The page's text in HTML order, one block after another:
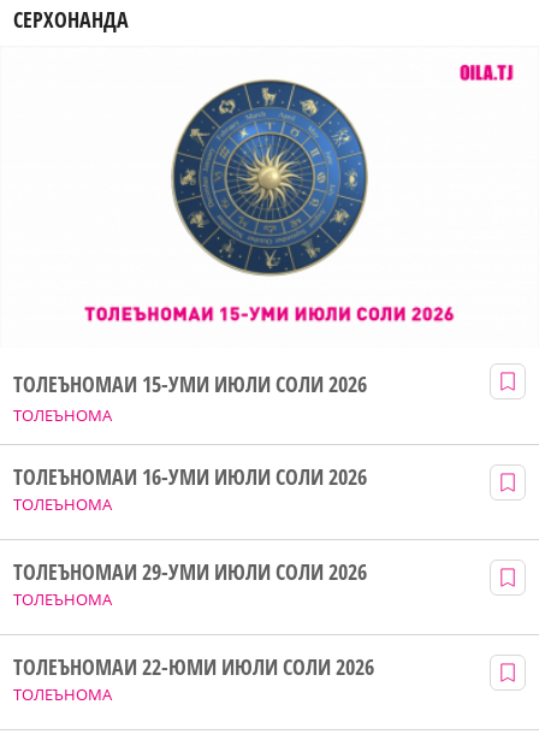
СЕРХОНАНДА
ТОЛЕЪНОМА
ТОЛЕЪНОМАИ 15-УМИ ИЮЛИ СОЛИ 2026
ТОЛЕЪНОМА
ТОЛЕЪНОМАИ 16-УМИ ИЮЛИ СОЛИ 2026
ТОЛЕЪНОМА
ТОЛЕЪНОМАИ 29-УМИ ИЮЛИ СОЛИ 2026
ТОЛЕЪНОМА
ТОЛЕЪНОМАИ 22-ЮМИ ИЮЛИ СОЛИ 2026